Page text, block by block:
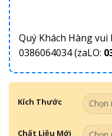
Quý Khách Hàng
0386064034 (zaLO:
Kích Thước
Chất Liệu Mới